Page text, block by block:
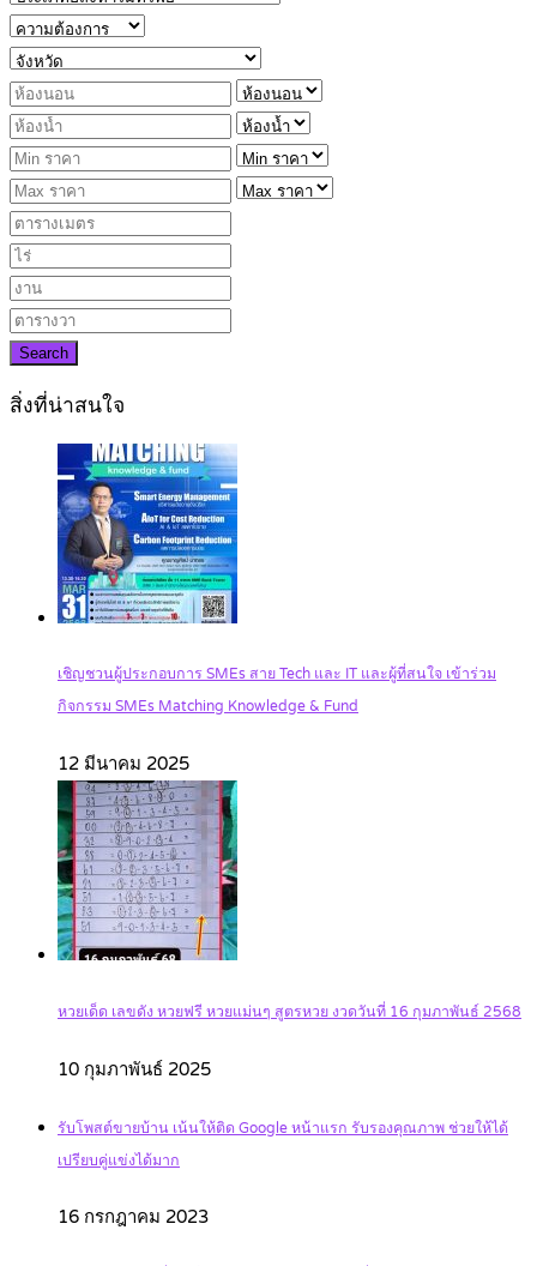
Search
สิ่งที่น่าสนใจ
เชิญชวนผู้ประกอบการ SMEs สาย Tech และ IT และผู้ที่สนใจ เข้าร่วม
กิจกรรม SMEs Matching Knowledge & Fund
12 มีนาคม 2025
หวยเด็ด เลขดัง หวยฟรี หวยแม่นๆ สูตรหวย งวดวันที่ 16 กุมภาพันธ์ 2568
10 กุมภาพันธ์ 2025
รับโพสต์ขายบ้าน เน้นให้ติด Google หน้าแรก รับรองคุณภาพ ช่วยให้ได้
เปรียบคู่แข่งได้มาก
16 กรกฎาคม 2023